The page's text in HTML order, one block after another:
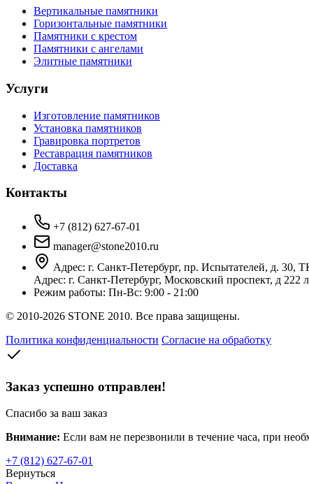
Вертикальные памятники
Горизонтальные памятники
Памятники с крестом
Памятники с ангелами
Элитные памятники
Услуги
Изготовление памятников
Установка памятников
Гравировка портретов
Реставрация памятников
Доставка
Контакты
+7 (812) 627-67-01
manager@stone2010.ru
Адрес: г. Санкт-Петербург, пр. Испытателей, д.
Адрес: г. Санкт-Петербург, Московский проспект, д
Режим работы: Пн-Вс: 9:00 - 21:00
© 2010-2026 STONE 2010. Все права защищены.
Политика конфиденциальности Согласие на обработку
Заказ успешно отправлен!
Спасибо за ваш заказ
Внимание: Если вам не перезвонили в течение часа, при
+7 (812) 627-67-01
Вернуться